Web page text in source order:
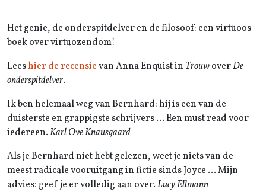
Het genie, de onderspitdelver en de filosoof: een virtuoos
boek over virtuozendom!
Leeshier de recensievan Anna Enquist in TrouwoverDe
onderspitdelver.
Ik ben helemaal weg van Bernhard: hij is een van de
duisterste en grappigste schrijvers ... Een must read voor
iedereen.Karl Ove Knausgaard
Als je Bernhard niet hebt gelezen, weet je niets van de
meest radicale vooruitgang in fictie sinds Joyce ... Mijn
advies: geef je er volledig aan over.Lucy Ellmann